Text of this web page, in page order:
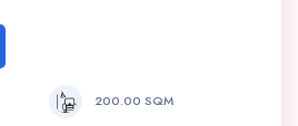
200.00 SQM